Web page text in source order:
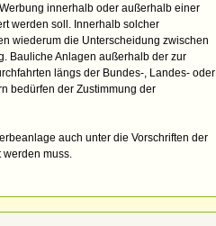
innerhalb oder außerhalb einer
werden soll. Innerhalb solcher
wiederum die Unterscheidung zwischen
Bauliche Anlagen außerhalb der zur
längs der Bundes-, Landes- oder
bedürfen der Zustimmung der
auch unter die Vorschriften der
muss.